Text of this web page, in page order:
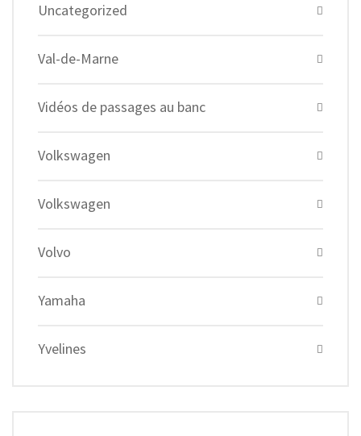
Uncategorized
Val-de-Marne
Vidéos de passages au banc
Volkswagen
Volkswagen
Volvo
Yamaha
Yvelines